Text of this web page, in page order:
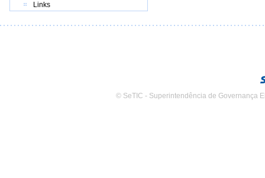
Links
© SeTIC - Superintendência de Governança